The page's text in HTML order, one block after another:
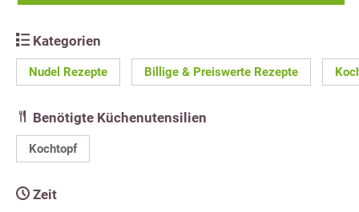
Kategorien
Nudel Rezepte Billige & Preiswerte Rezepte
Benötigte Küchenutensilien
Kochtopf
Zeit